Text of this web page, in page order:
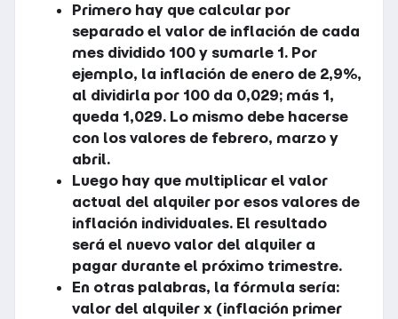
Primero hay que calcular por
separado el valor de inflación de cada
mes dividido 100 y sumarle 1. Por
ejemplo, la inflación de enero de 2,9%,
al dividirla por 100 da 0,029; más 1,
queda 1,029. Lo mismo debe hacerse
con los valores de febrero, marzo y
abril.
Luego hay que multiplicar el valor
actual del alquiler por esos valores de
inflación individuales. El resultado
será el nuevo valor del alquiler a
pagar durante el próximo trimestre.
En otras palabras, la fórmula sería:
valor del alquiler x (inflación primer